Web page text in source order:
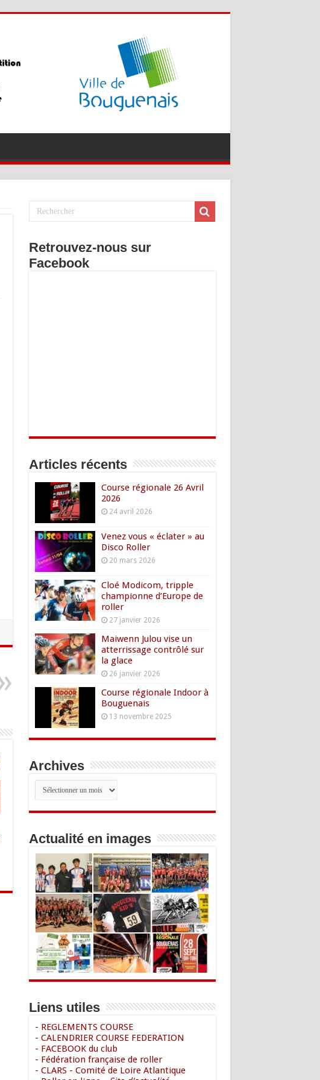
Retrouvez-nous sur
Facebook
Articles récents
Course régionale 26 Avril
2026
24 avril 2026
Venez vous « éclater » au
Disco Roller
20 mars 2026
Cloé Modicom, tripple
championne d’Europe de
roller
27 janvier 2026
Maiwenn Julou vise un
atterrissage contrôlé sur
la glace
26 janvier 2026
Course régionale Indoor à
Bouguenais
13 novembre 2025
Archives
Archives
Actualité en images
Liens utiles
- REGLEMENTS COURSE
- CALENDRIER COURSE FEDERATION
- FACEBOOK du club
- Fédération française de roller
- CLARS - Comité de Loire Atlantique